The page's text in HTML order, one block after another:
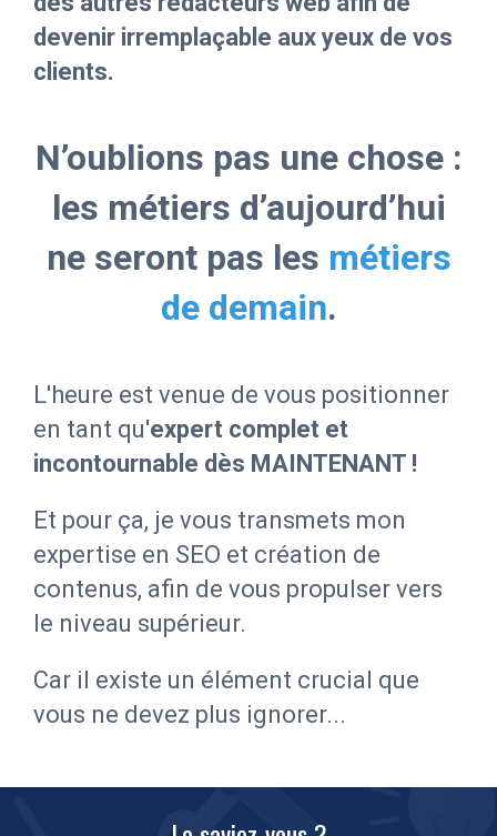
devenir irremplaçable aux yeux de vos
clients.
N’oublions pas une chose :
les métiers d’aujourd’hui
ne seront pas les métiers
de demain.
L'heure est venue de vous positionner
en tant qu'expert complet et
incontournable dès MAINTENANT !
Et pour ça, je vous transmets mon
expertise en SEO et création de
contenus, afin de vous propulser vers
le niveau supérieur.
Car il existe un élément crucial que
vous ne devez plus ignorer...